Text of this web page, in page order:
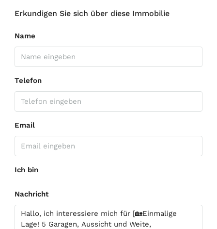
Erkundigen Sie sich über diese Immobilie
Name
Telefon
Email
Ich bin
Nachricht